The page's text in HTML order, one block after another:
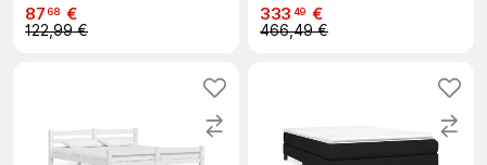
8768 €
122,99 €
333 49 €
466,49 €